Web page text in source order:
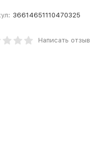
36614651110470325
Написать отзыв